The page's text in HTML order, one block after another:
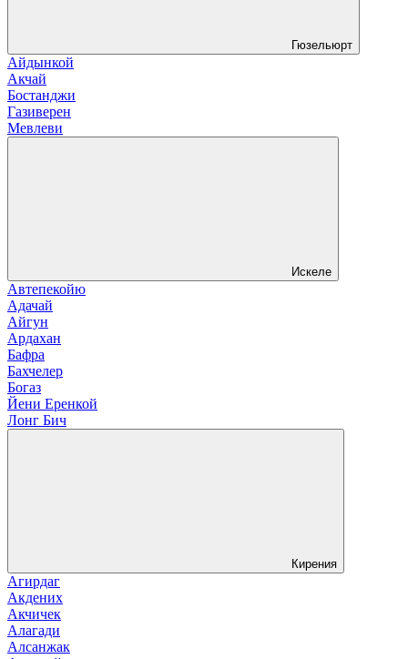
Гюзельюрт
Айдынкой
Акчай
Бостанджи
Газиверен
Мевлеви
Искеле
Автепекойю
Адачай
Айгун
Ардахан
Бафра
Бахчелер
Богаз
Йени Еренкой
Лонг Бич
Кирения
Агирдаг
Акдених
Акчичек
Алагади
Алсанжак